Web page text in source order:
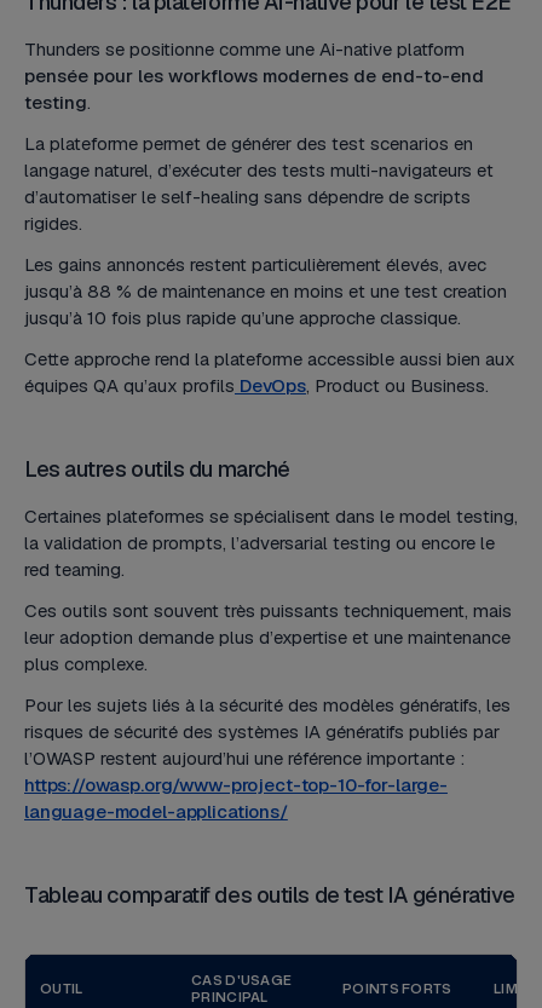
Thunders se positionne comme une Ai-native platform
pensée pour les workflows modernes de end-to-end
testing.
La plateforme permet de générer des test scenarios en
langage naturel, d’exécuter des tests multi-navigateurs et
d’automatiser le self-healing sans dépendre de scripts
rigides.
Les gains annoncés restent particulièrement élevés, avec
jusqu’à 88 % de maintenance en moins et une test creation
jusqu’à 10 fois plus rapide qu’une approche classique.
Cette approche rend la plateforme accessible aussi bien aux
équipes QA qu’aux profils DevOps, Product ou Business.
Les autres outils du marché
Certaines plateformes se spécialisent dans le model testing,
la validation de prompts, l’adversarial testing ou encore le
red teaming.
Ces outils sont souvent très puissants techniquement, mais
leur adoption demande plus d’expertise et une maintenance
plus complexe.
Pour les sujets liés à la sécurité des modèles génératifs, les
risques de sécurité des systèmes IA génératifs publiés par
l’OWASP restent aujourd’hui une référence importante :
https://owasp.org/www-project-top-10-for-large-
language-model-applications/
Tableau comparatif des outils de test IA générative
OUTIL
CAS D'USAGE
PRINCIPAL
POINTS FORTS